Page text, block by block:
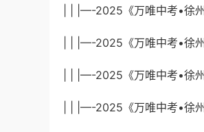
| | |—-2025《万唯中考•徐
| | |—-2025《万唯中考•徐
| | |—-2025《万唯中考•徐
| | |—-2025《万唯中考•徐